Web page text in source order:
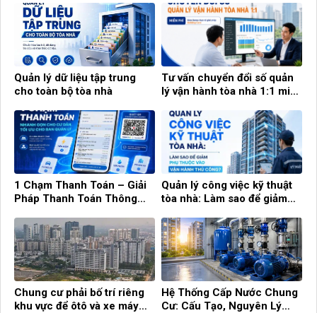
Quản lý dữ liệu tập trung
cho toàn bộ tòa nhà
Tư vấn chuyển đổi số quản
lý vận hành tòa nhà 1:1 miễn
1 Chạm Thanh Toán – Giải
Pháp Thanh Toán Thông
Quản Lý
Quản lý công việc kỹ thuật
tòa nhà: Làm sao để giảm
công?
Chung cư phải bố trí riêng
khu vực để ôtô và xe máy
Hệ Thống Cấp Nước Chung
Cư: Cấu Tạo, Nguyên Lý